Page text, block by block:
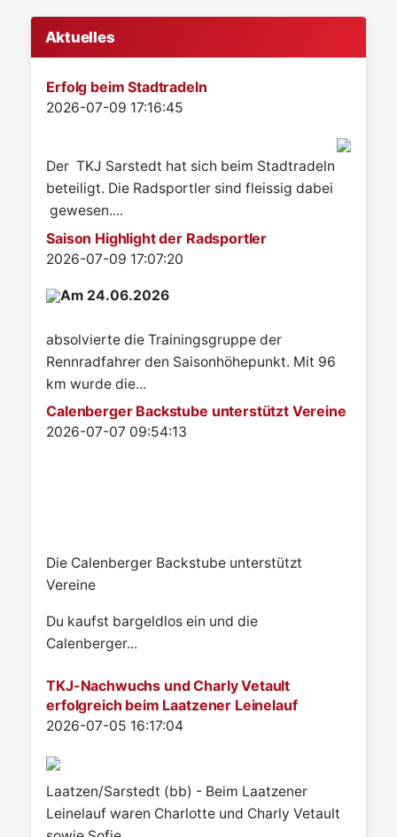
Aktuelles
Erfolg beim Stadtradeln
Details
2026-07-09 17:16:45
Der TKJ Sarstedt hat sich beim Stadtradeln
beteiligt. Die Radsportler sind fleissig dabei
gewesen....
Saison Highlight der Radsportler
Details
2026-07-09 17:07:20
Am 24.06.2026
absolvierte die Trainingsgruppe der
Rennradfahrer den Saisonhöhepunkt. Mit 96
km wurde die...
Calenberger Backstube unterstützt Vereine
Details
2026-07-07 09:54:13
Die Calenberger Backstube unterstützt
Vereine
Du kaufst bargeldlos ein und die
Calenberger...
TKJ-Nachwuchs und Charly Vetault
erfolgreich beim Laatzener Leinelauf
Details
2026-07-05 16:17:04
Laatzen/Sarstedt (bb) - Beim Laatzener
Leinelauf waren Charlotte und Charly Vetault